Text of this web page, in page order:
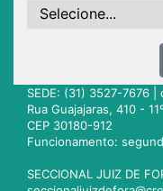
SEDE: (31) 3527-7676 |
Rua Guajajaras, 410 -
CEP 30180-912
Funcionamento:
SECCIONAL JUIZ DE